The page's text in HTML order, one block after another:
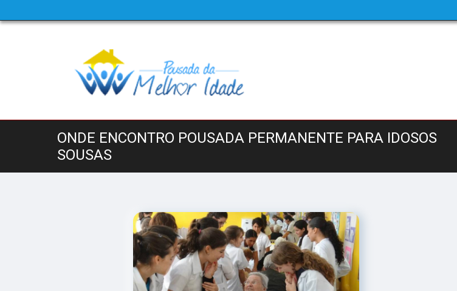
ONDE ENCONTRO POUSADA PERMANENTE PARA IDOSOS
SOUSAS